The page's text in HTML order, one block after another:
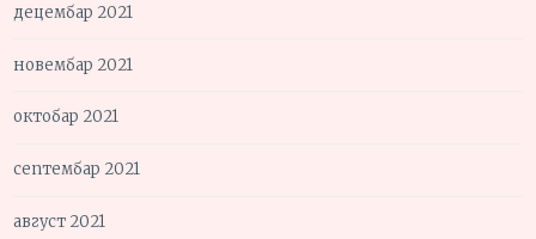
децембар 2021
новембар 2021
октобар 2021
септембар 2021
август 2021